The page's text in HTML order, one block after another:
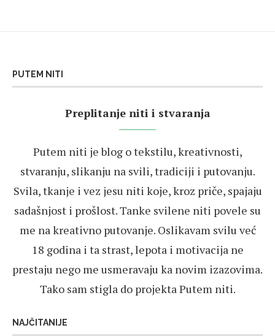
PUTEM NITI
Preplitanje niti i stvaranja
Putem niti je blog o tekstilu, kreativnosti,
stvaranju, slikanju na svili, tradiciji i putovanju.
Svila, tkanje i vez jesu niti koje, kroz priče, spajaju
sadašnjost i prošlost. Tanke svilene niti povele su
me na kreativno putovanje. Oslikavam svilu već
18 godina i ta strast, lepota i motivacija ne
prestaju nego me usmeravaju ka novim izazovima.
Tako sam stigla do projekta Putem niti.
NAJČITANIJE